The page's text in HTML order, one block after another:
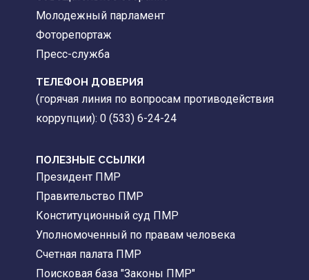
Молодежный парламент
Фоторепортаж
Пресс-служба
ТЕЛЕФОН ДОВЕРИЯ
(горячая линия по вопросам противодействия
коррупции): 0 (533) 6-24-24
ПОЛЕЗНЫЕ ССЫЛКИ
Президент ПМР
Правительство ПМР
Конституционный суд ПМР
Уполномоченный по правам человека
Счетная палата ПМР
Поисковая база "Законы ПМР"